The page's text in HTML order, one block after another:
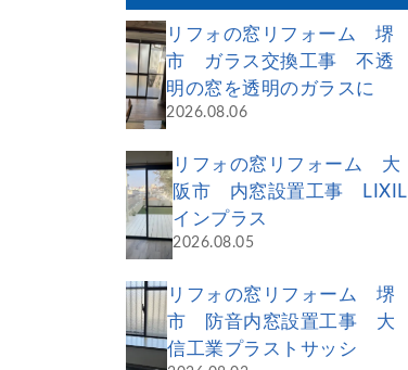
リフォの窓リフォーム 堺
市 ガラス交換工事 不透
明の窓を透明のガラスに
2026.08.06
リフォの窓リフォーム 大
阪市 内窓設置工事 LIXIL
インプラス
2026.08.05
リフォの窓リフォーム 堺
市 防音内窓設置工事 大
信工業プラストサッシ